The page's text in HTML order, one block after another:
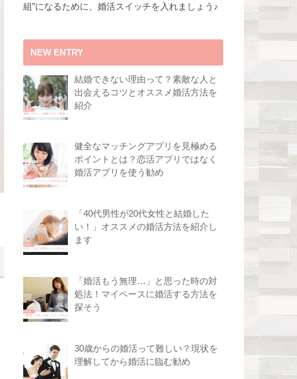
組”になるために、婚活スイッチを入れましょう♪
NEW ENTRY
結婚できない理由って？素敵な人と
出会えるコツとオススメ婚活方法を
紹介
健全なマッチングアプリを見極める
ポイントとは？恋活アプリではなく
婚活アプリを使う勧め
「40代男性が20代女性と結婚した
い！」オススメの婚活方法を紹介し
ます
「婚活もう無理…」と思った時の対
処法！マイペースに婚活する方法を
探そう
30歳からの婚活って難しい？現状を
理解してから婚活に臨む勧め